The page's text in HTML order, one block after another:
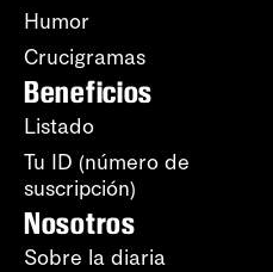
Humor
Crucigramas
Beneficios
Listado
Tu ID (número de
suscripción)
Nosotros
Sobre la diaria